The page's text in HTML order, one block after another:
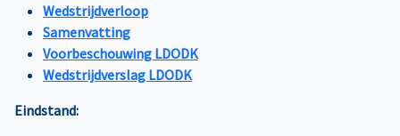
Wedstrijdverloop
Samenvatting
Voorbeschouwing LDODK
Wedstrijdverslag LDODK
Eindstand: